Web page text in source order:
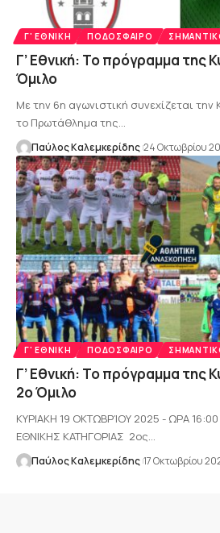
Γ' ΕΘΝΙΚΉ ΠΟΔΌΣΦΑΙΡΟ
Γ’ Εθνική: Το πρόγραμμα της
Όμιλο
Με την 6η αγωνιστική συνεχίζεται
το Πρωτάθλημα της…
Παύλος Καλεμκερίδης 24 Οκτωβρίου
Γ' ΕΘΝΙΚΉ ΠΟΔΌΣΦΑΙΡΟ
Γ’ Εθνική: Το πρόγραμμα της
2ο Όμιλο
ΚΥΡΙΑΚΗ 19 ΟΚΤΩΒΡΊΟΥ 2025 - ΩΡΑ
ΕΘΝΙΚΗΣ ΚΑΤΗΓΟΡΙΑΣ 2ος…
Παύλος Καλεμκερίδης 17 Οκτωβρίου